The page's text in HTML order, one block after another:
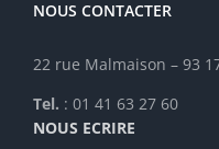
NOUS CONTACTER
22 rue Malmaison – 93
Tel. : 01 41 63 27 60
NOUS ECRIRE